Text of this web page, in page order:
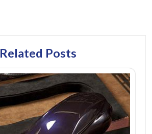
Related Posts